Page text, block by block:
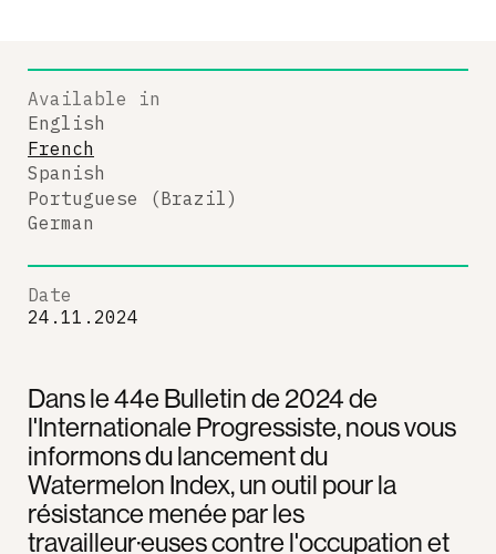
Dans le 44e Bulletin de 2024 de
l'Internationale Progressiste, nous vous
informons du lancement du
Watermelon Index, un outil pour la
résistance menée par les
travailleur·euses contre l'occupation et
Available in
English
French
Spanish
Portuguese (Brazil)
German
Date
24.11.2024